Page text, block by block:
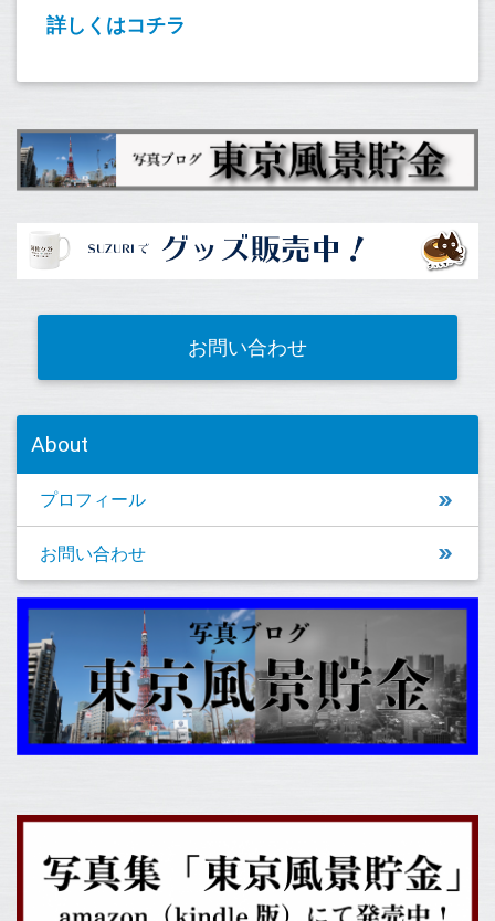
詳しくはコチラ
お問い合わせ
About
プロフィール
お問い合わせ